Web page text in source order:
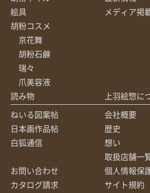
絵具
胡粉コスメ
京花舞
胡粉石鹸
瑞々
爪美容液
メディア掲
読み物
ねいる図案帖
日本画作品帖
白狐通信
上羽絵惣に
会社概要
歴史
想い
取扱店舗一
お問い合わせ
カタログ請求
個人情報保
サイト規約